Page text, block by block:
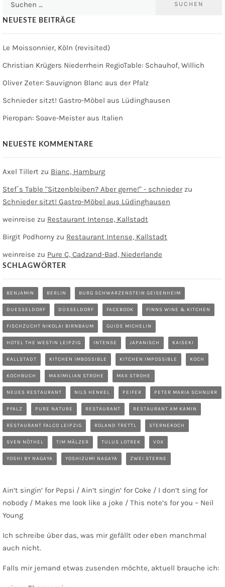
NEUESTE BEITRÄGE
Le Moissonnier, Köln (revisited)
Christian Krügers Niederrhein RegioTable: Schauhof, Willich
Oliver Zeter: Sauvignon Blanc aus der Pfalz
Schnieder sitzt! Gastro-Möbel aus Lüdinghausen
Pieropan: Soave-Meister aus Italien
NEUESTE KOMMENTARE
Axel Tillert zu Bianc, Hamburg
Stef´s Table "Sitzenbleiben? Aber gerne!" - schniederzu
Schnieder sitzt! Gastro-Möbel aus Lüdinghausen
weinreise zu Restaurant Intense, Kallstadt
Birgit Podhorny zu Restaurant Intense, Kallstadt
weinreise zu Pure C, Cadzand-Bad, Niederlande
SCHLAGWÖRTER
BENJAMIN BERLIN BURG SCHWARZENSTEIN GEISENHEIM
DUESSELDORF DÜSSELDORF FACEBOOK FINNS WINE & KITCHEN
FISCHZUCHT NIKOLAI BIRNBAUM GUIDE MICHELIN
HOTEL THE WESTIN LEIPZIG INTENSE JAPANISCH KAISEKI
KALLSTADT KITCHEN IMBOSSIBLE KITCHEN IMPOSSIBLE KOCH
KOCHBUCH MAXIMILIAN STROHE MAX STROHE
NEUES RESTAURANT NILS HENKEL PEIFER PETER MARIA SCHNURR
PFALZ PURE NATURE RESTAURANT RESTAURANT AM KAMIN
RESTAURANT FALCO LEIPZIG ROLAND TRETTL STERNEKOCH
SVEN NÖTHEL TIM MÄLZER TULUS LOTREK VOX
YOSHI BY NAGAYA YOSHIZUMI NAGAYA ZWEI STERNE
Ain’t singin‘ for Pepsi / Ain’t singin‘ for Coke / I don’t sing for
nobody / Makes me look like a joke / This note’s for you – Neil
Young
Ich schreibe über das, was mir gefällt oder eben manchmal
auch nicht.
Falls mir jemand etwas zusenden möchte, aktuell brauche ich: